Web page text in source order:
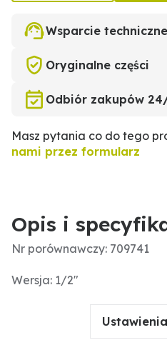
Wsparcie techniczne
Oryginalne części
Odbiór zakupów
Masz pytania co do tego
nami przez formularz
Opis i
Nr porównawczy: 709741
Wersja: 1/2"